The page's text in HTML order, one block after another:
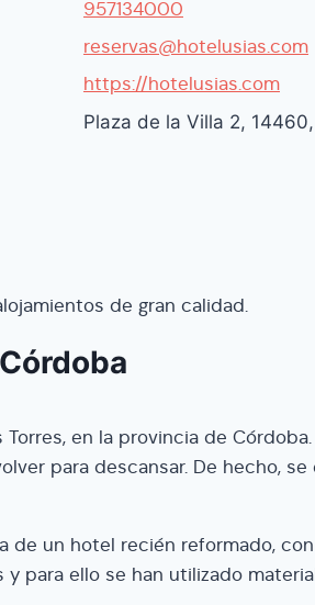
957134000
reservas@hotelusias.com
https://hotelusias.com
Plaza de la Villa 2,
de gran calidad.
en la provincia de
para descansar. De hecho,
de un hotel recién reformado,
para ello se han utilizado